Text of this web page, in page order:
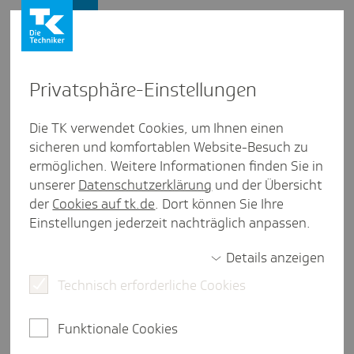
Video­sprech­stunden stärker
nach­ge­fragt
Pres­se­mit­tei­lung aus Sach­sen-Anhalt
Presse und Politik Telemedizin
In Sachsen-Anhalt
werden wieder deutlich mehr Videosprechstunden
(TK) hervorgeht, stieg die Zahl nach einem
Privat­sphäre-Einstel­lungen
Die TK verwendet Cookies, um Ihnen einen
sicheren und komfortablen Website-Besuch zu
ermöglichen. Weitere Informationen finden Sie in
unserer Datenschutzerklärung und der Übersicht
der Cookies auf tk.de. Dort können Sie Ihre
Einstellungen jederzeit nachträglich anpassen.
Details anzeigen
Technisch erforderliche Cookies
Funktionale Cookies